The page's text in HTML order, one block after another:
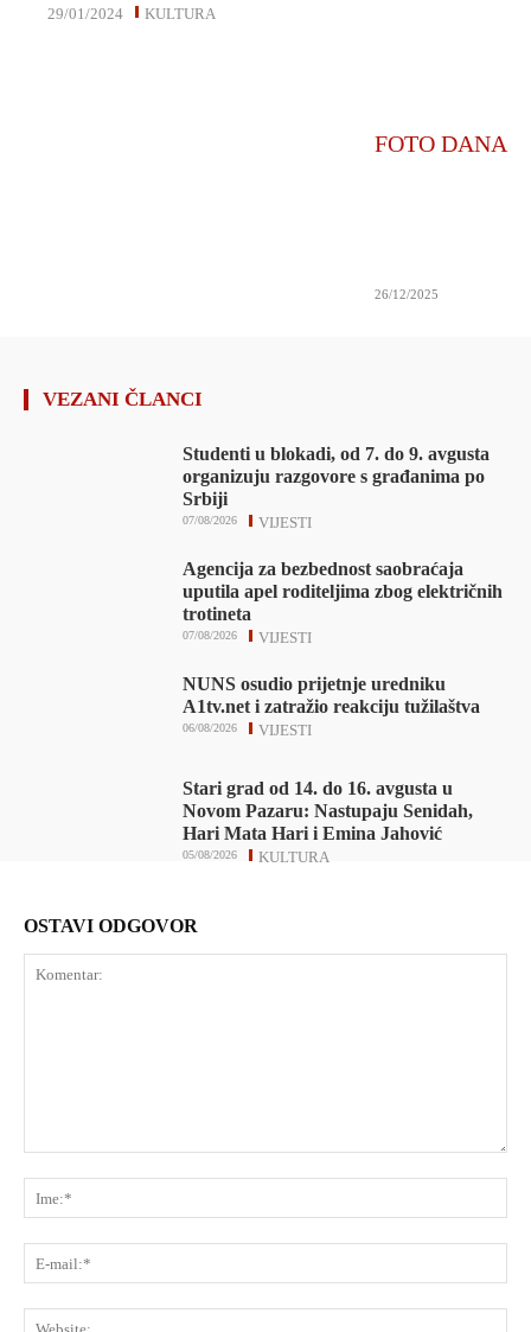
KULTURA
29/01/2024
FOTO DANA
26/12/2025
VEZANI ČLANCI
Studenti u blokadi, od 7. do 9. avgusta
organizuju razgovore s građanima po
Srbiji
VIJESTI
07/08/2026
Agencija za bezbednost saobraćaja
uputila apel roditeljima zbog električnih
trotineta
VIJESTI
07/08/2026
NUNS osudio prijetnje uredniku
A1tv.net i zatražio reakciju tužilaštva
VIJESTI
06/08/2026
Stari grad od 14. do 16. avgusta u
Novom Pazaru: Nastupaju Senidah,
Hari Mata Hari i Emina Jahović
KULTURA
05/08/2026
OSTAVI ODGOVOR